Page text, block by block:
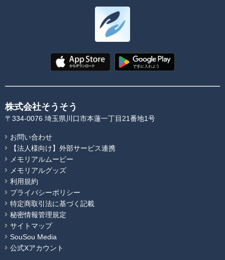
株式会社そうそう
〒334-0076 埼玉県川口市本蓮一丁目21番地1号
お問い合わせ
【法人様向け】外部サービス連携
メモリアルムービー
メモリアルグッズ
利用規約
プライバシーポリシー
特定商取引法に基づく記載
秘密情報管理規定
サイトマップ
SouSou Media
公式Xアカウント